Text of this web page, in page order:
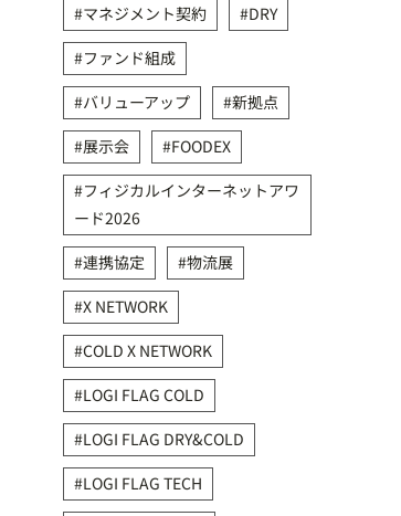
マネジメント契約
DRY
ファンド組成
バリューアップ
新拠点
展示会
FOODEX
フィジカルインターネットアワ
ード2026
連携協定
物流展
X NETWORK
COLD X NETWORK
LOGI FLAG COLD
LOGI FLAG DRY&COLD
LOGI FLAG TECH